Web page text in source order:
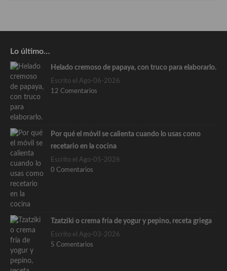
Lo último…
Helado cremoso de papaya, con truco para elaborarlo.
Escrito el Ago-06-2026
12 Comentarios
Por qué el móvil se calienta cuando lo usas como
recetario en la cocina
Escrito el Ago-05-2026
0 Comentarios
Tzatziki o crema fría de yogur y pepino, receta griega
Escrito el Ago-03-2026
5 Comentarios